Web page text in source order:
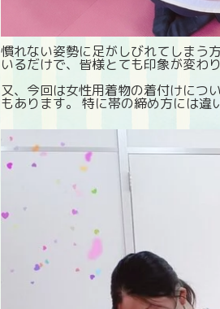
慣れない姿勢に足がしびれてしまう
いるだけで、皆様とても印象が変わ
又、今回は女性用着物の着付けにつ
もあります。 特に帯の締め方には